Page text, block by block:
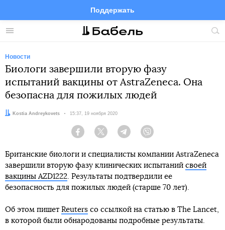
Меню
Поддержать
FacebookTelegramTwitter
Новости
Биологи завершили вторую фазу
испытаний вакцины от AstraZeneca. Она
безопасна для пожилых людей
Автор:Kostia Andreykovets Дата:
15:37, 19 ноября 2020
Facebook Twitter Telegram
Британские биологи и специалисты компании AstraZeneca
завершили вторую фазу клинических испытаний своей
вакцины AZD1222. Результаты подтвердили ее
безопасность для пожилых людей (старше 70 лет).
Об этом пишет Reuters со ссылкой на статью в The Lancet,
в которой были обнародованы подробные результаты.